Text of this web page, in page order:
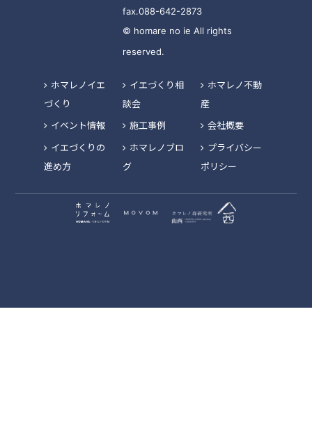
fax.088-642-2873
© homare no ie All rights
reserved.
ホマレノイエ
づくり
イベント情報
イエづくりの
進め方
イエづくり相
談会
施工事例
ホマレノブロ
グ
ホマレノ不動
産
会社概要
プライバシー
ポリシー